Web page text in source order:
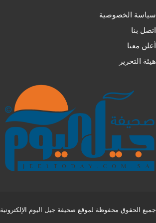
سياسة الخصوصية
اتصل بنا
أعلن معنا
هيئة التحرير
جميع الحقوق محفوظة لموقع صحيفة جيل اليوم الإلكترونية